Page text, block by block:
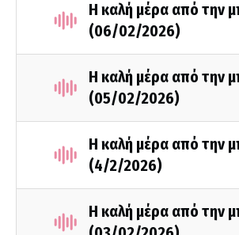
Η καλή μέρα από την
(06/02/2026)
Η καλή μέρα από την
(05/02/2026)
Η καλή μέρα από την
(4/2/2026)
Η καλή μέρα από την